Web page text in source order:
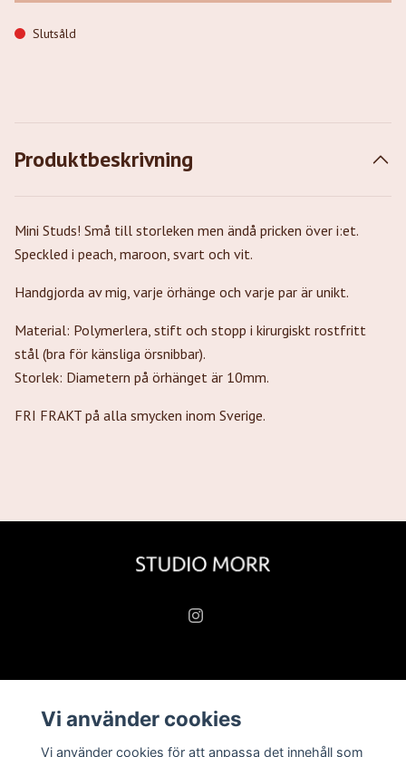
Slutsåld
Produktbeskrivning
Mini Studs! Små till storleken men ändå pricken över i:et.
Speckled i peach, maroon, svart och vit.
Handgjorda av mig, varje örhänge och varje par är unikt.
Material: Polymerlera, stift och stopp i kirurgiskt rostfritt
stål (bra för känsliga örsnibbar).
Storlek: Diametern på örhänget är 10mm.
FRI FRAKT på alla smycken inom Sverige.
Köpvillkor
Vi använder cookies
Vi använder cookies för att anpassa det innehåll som